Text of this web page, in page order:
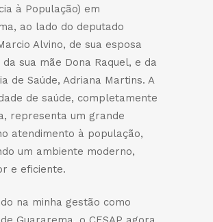
à População) em
ao lado do deputado
Alvino, de sua esposa
da sua mãe Dona Raquel, e da
de Saúde, Adriana Martins. A
de saúde, completamente
representa um grande
atendimento à população,
um ambiente moderno,
e eficiente.
na minha gestão como